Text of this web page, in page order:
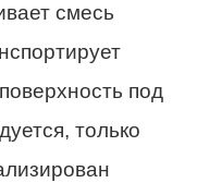
смесь
под
только